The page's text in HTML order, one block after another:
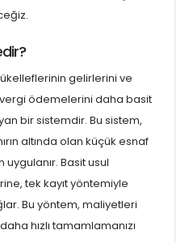
gelirlerini ve
ödemelerini daha basit
bir sistemdir. Bu sistem,
altında olan küçük esnaf
Basit usul
tek kayıt yöntemiyle
Bu yöntem, maliyetleri
hızlı tamamlamanızı